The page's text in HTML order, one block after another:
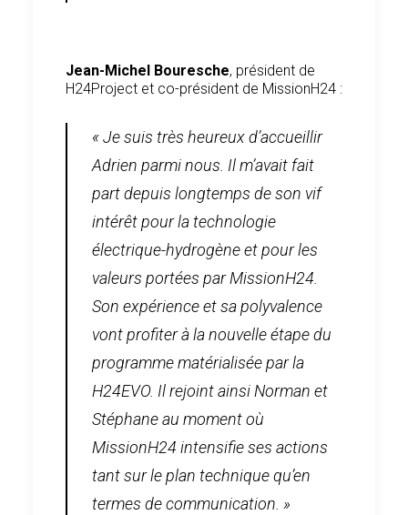
Jean-Michel Bouresche, président de
H24Project et co-président de MissionH24 :
« Je suis très heureux d’accueillir
Adrien parmi nous. Il m’avait fait
part depuis longtemps de son vif
intérêt pour la technologie
électrique-hydrogène et pour les
valeurs portées par MissionH24.
Son expérience et sa polyvalence
vont profiter à la nouvelle étape du
programme matérialisée par la
H24EVO. Il rejoint ainsi Norman et
Stéphane au moment où
MissionH24 intensifie ses actions
tant sur le plan technique qu’en
termes de communication. »